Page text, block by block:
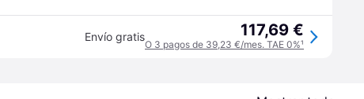
Envío gratis 117,69 €
O 3 pagos de 39,23 €/mes. TAE 0%¹